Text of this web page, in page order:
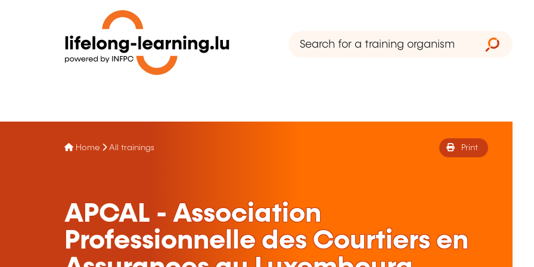
Home All trainings Print
APCAL - Association
Professionnelle des Courtiers en